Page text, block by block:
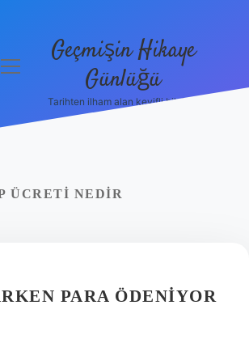
menüyü
Geçmişin Hikaye
Günlüğü
Tarihten ilham alan keyifli bilgiler!
ÜCRETI NEDIR
PARA ÖDENIYOR